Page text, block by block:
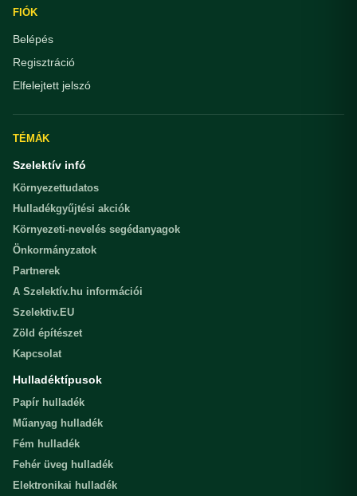
FIÓK
Belépés
Regisztráció
Elfelejtett jelszó
TÉMÁK
Szelektív infó
Környezettudatos
Hulladékgyűjtési akciók
Környezeti-nevelés segédanyagok
Önkormányzatok
Partnerek
A Szelektív.hu információi
Szelektiv.EU
Zöld építészet
Kapcsolat
Hulladéktípusok
Papír hulladék
Műanyag hulladék
Fém hulladék
Fehér üveg hulladék
Elektronikai hulladék